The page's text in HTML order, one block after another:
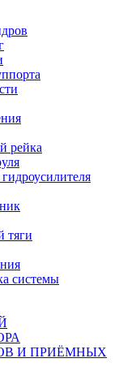
рейка
тяги
системы
И ПРИЁМНЫХ